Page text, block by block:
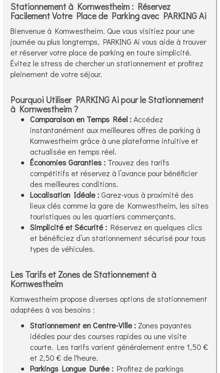
Stationnement à Kornwestheim : Réservez
Facilement Votre Place de Parking avec PARKING Ai
Bienvenue à Kornwestheim. Que vous visitiez pour une
journée ou plus longtemps, PARKING Ai vous aide à trouver
et réserver votre place de parking en toute simplicité.
Évitez le stress de chercher un stationnement et profitez
pleinement de votre séjour.
Pourquoi Utiliser PARKING Ai pour le Stationnement
à Kornwestheim ?
Comparaison en Temps Réel :Accédez
instantanément aux meilleures offres de parking à
Kornwestheim grâce à une plateforme intuitive et
actualisée en temps réel.
Économies Garanties : Trouvez des tarifs
compétitifs et réservez à l’avance pour bénéficier
des meilleures conditions.
Localisation Idéale :Garez-vous à proximité des
lieux clés comme la gare de Kornwestheim, les sites
touristiques ou les quartiers commerçants.
Simplicité et Sécurité : Réservez en quelques clics
et bénéficiez d’un stationnement sécurisé pour tous
types de véhicules.
Les Tarifs et Zones de Stationnement à
Kornwestheim
Kornwestheim propose diverses options de stationnement
adaptées à vos besoins :
Stationnement en Centre-Ville : Zones payantes
idéales pour des courses rapides ou une visite
courte. Les tarifs varient généralement entre 1,50 €
et 2,50 € de l'heure.
Parkings Longue Durée : Profitez de parkings